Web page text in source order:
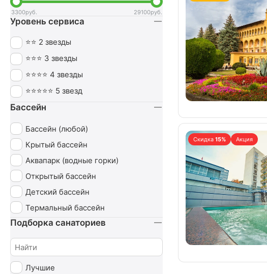
Скидка 15% Акция
Оздоровительный
Опорно-двигательный аппарат
Ортопедия
СПА (SPA)
Урология
Чекап
Эндокринная система
3300руб. 29100руб.
Уровень сервиса
⭐⭐ 2 звезды
⭐⭐⭐ 3 звезды
⭐⭐⭐⭐ 4 звезды
⭐⭐⭐⭐⭐ 5 звезд
Бассейн
Бассейн (любой)
Крытый бассейн
Аквапарк (водные горки)
Открытый бассейн
Детский бассейн
Термальный бассейн
Подборка санаториев
Лучшие